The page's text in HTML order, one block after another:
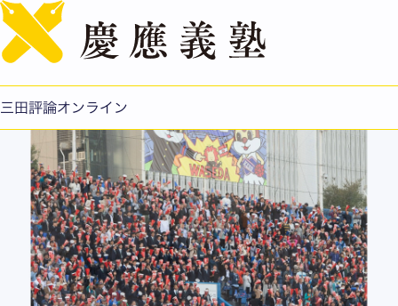
三田評論オンライン
早慶戦のデコレーション （大看板）